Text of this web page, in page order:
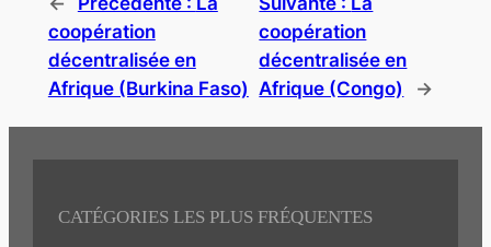
coopération
décentralisée en
Afrique (Burkina Faso)
coopération
décentralisée en
Afrique (Congo)
→
CATÉGORIES LES PLUS FRÉQUENTES